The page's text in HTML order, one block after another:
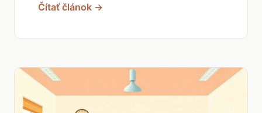
Čítať článok →